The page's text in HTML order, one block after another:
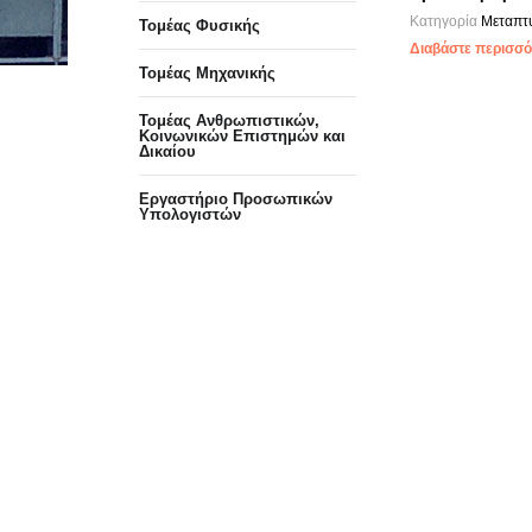
Κατηγορία
Διαβάστε
Τομέας Φυσικής
Τομέας Μηχανικής
Τομέας Ανθρωπιστικών,
Κοινωνικών Επιστημών και
Δικαίου
Eργαστήριo Προσωπικών
Υπολογιστών